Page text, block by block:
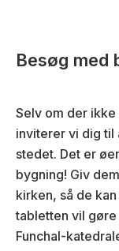
Besøg med
Selv om der
inviterer vi dig til
stedet. Det er
bygning! Giv
kirken, så de
tabletten vil
Funchal-